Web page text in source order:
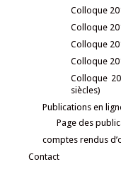
Colloque
Colloque
Colloque
Colloque
Colloque
siècles)
Publications en
Page des
comptes rendus
Contact